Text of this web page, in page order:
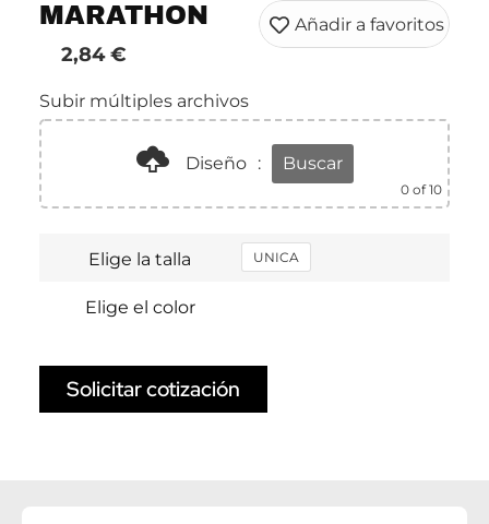
MARATHON
2,84€
Subir múltiples archivos
Diseño : Buscar
0 of 10
Elige la talla UNICA
Elige el color
Solicitar cotización
Añadir a favoritos